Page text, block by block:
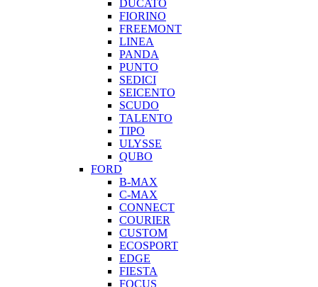
DUCATO
FIORINO
FREEMONT
LINEA
PANDA
PUNTO
SEDICI
SEICENTO
SCUDO
TALENTO
TIPO
ULYSSE
QUBO
FORD
B-MAX
C-MAX
CONNECT
COURIER
CUSTOM
ECOSPORT
EDGE
FIESTA
FOCUS